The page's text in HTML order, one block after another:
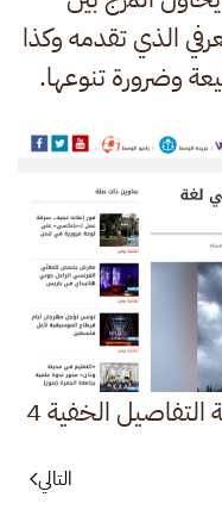
الذي تقدمه وكذا
وضرورة تنوعها.
التفاصيل الخفية 4
التالي